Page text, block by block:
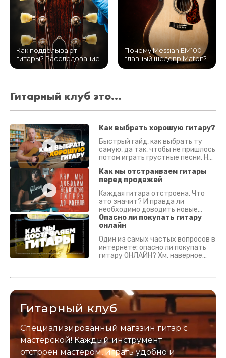
Как подделывают
гитары? Расследование
Почему Messiah EM100 –
главный шедевр Maton?
Гитарный клуб это...
Как выбрать хорошую гитару?
Быстрый гайд, как выбрать ту
самую, да так, чтобы не пришлось
потом играть грустные песни. На
Как мы отстраиваем гитары
перед продажей
Каждая гитара отстроена. Что
это значит? И правда ли
необходимо доводить новые
гитары? Если кратко - да.
Подробно - в видео :)
Опасно ли покупать гитару
онлайн
Один из самых частых вопросов в
интернете: опасно ли покупать
гитару ОНЛАЙН? Хм, наверное
застрахован. Случись что -
Гитарный клуб
Специализированный магазин гитар с
мастерской! Каждый инструмент
отстроен мастером, играть удобно и